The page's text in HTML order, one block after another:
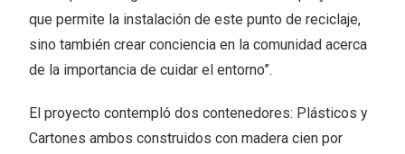
que permite la instalación de este punto de reciclaje,
sino también crear conciencia en la comunidad acerca
de la importancia de cuidar el entorno”.
El proyecto contempló dos contenedores: Plásticos y
Cartones ambos construidos con madera cien por